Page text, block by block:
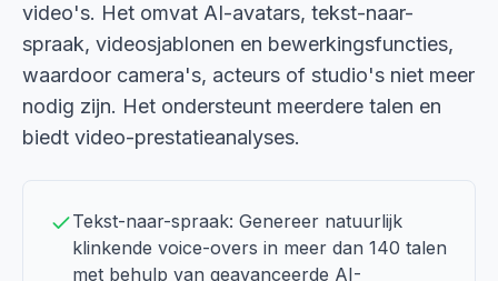
video's. Het omvat AI-avatars, tekst-naar-
spraak, videosjablonen en bewerkingsfuncties,
waardoor camera's, acteurs of studio's niet meer
nodig zijn. Het ondersteunt meerdere talen en
biedt video-prestatieanalyses.
Tekst-naar-spraak: Genereer natuurlijk
klinkende voice-overs in meer dan 140 talen
met behulp van geavanceerde AI-